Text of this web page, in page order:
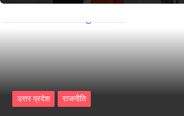
उत्तर प्रदेश राजनीति